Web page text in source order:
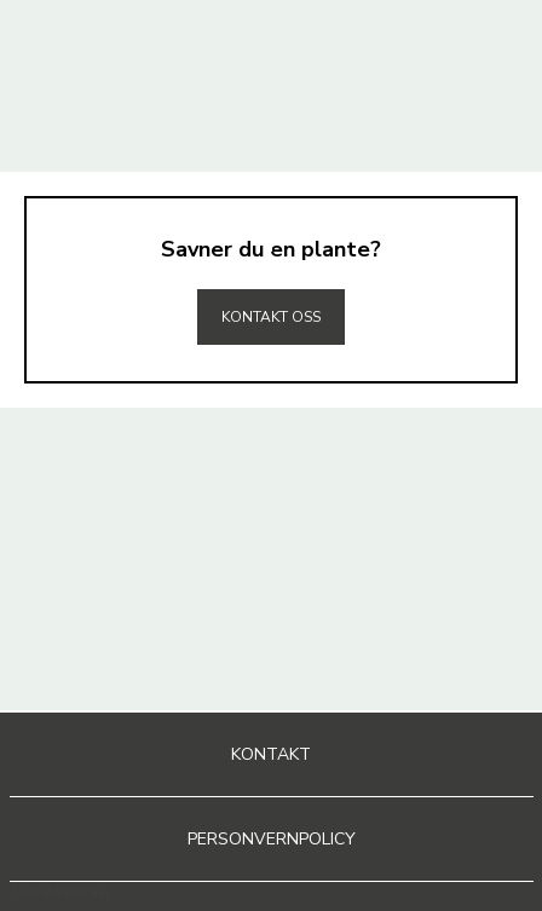
Savner du en plante?
KONTAKT OSS
KONTAKT
PERSONVERNPOLICY